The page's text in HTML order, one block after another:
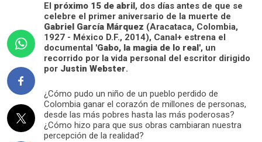
El próximo 15 de abril, dos días antes de que se
celebre el primer aniversario de la muerte de
Gabriel García Márquez (Aracataca, Colombia,
1927 - México D.F., 2014), Canal+ estrena el
documental 'Gabo, la magia de lo real', un
recorrido por la vida personal del escritor dirigido
por Justin Webster.
¿Cómo pudo un niño de un pueblo perdido de
Colombia ganar el corazón de millones de personas,
desde las más pobres hasta las más poderosas?
¿Cómo hizo para que sus obras cambiaran nuestra
percepción de la realidad?